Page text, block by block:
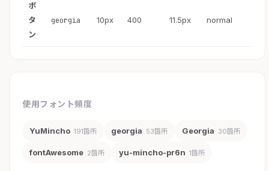
ボ
タ
ン
georgia 10px 400 11.5px normal
使用フォント頻度
YuMincho 191箇所 georgia 53箇所 Georgia 30箇所
fontAwesome 2箇所 yu-mincho-pr6n 1箇所